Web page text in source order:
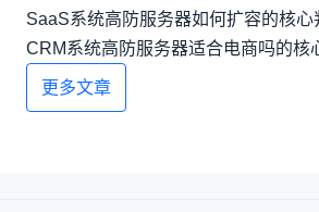
SaaS系统高防服务器如何扩容的核心
CRM系统高防服务器适合电商吗的核
更多文章